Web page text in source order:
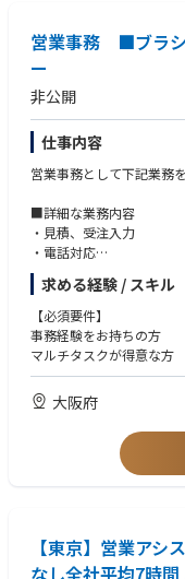
営業事務 ■ブラシ
ー
非公開
仕事内容
営業事務として下記業務
■詳細な業務内容
・見積、受注入力
・電話対応
・案件進捗フォロー
・外勤営業と連携し、商
※地域担当制
※数字目標有
その他、社内の取り組み
求める経験 / スキル
【必須要件】
事務経験をお持ちの方
マルチタスクが得意な方
大阪府
【東京】営業ア